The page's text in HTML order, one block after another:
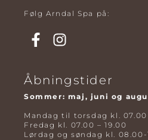
Følg Arndal Spa på:
Åbningstider
Sommer: maj, juni og
Mandag til torsdag kl. 07.00
Fredag kl. 07.00 – 19.00
Lørdag og søndag kl. 08.00-